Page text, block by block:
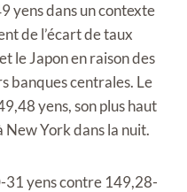
yens dans un contexte
de l’écart de taux
le Japon en raison des
banques centrales. Le
yens, son plus haut
York dans la nuit.
yens contre 149,28-